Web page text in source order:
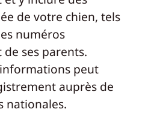
de votre chien, tels
numéros
de ses parents.
informations peut
auprès de
nationales.